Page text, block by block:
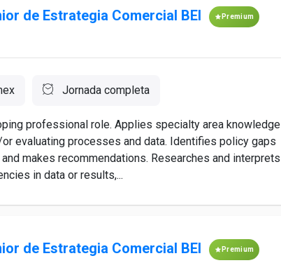
de Estrategia Comercial BEI Premium
Jornada completa
professional role. Applies specialty area knowledge
evaluating processes and data. Identifies policy gaps
makes recommendations. Researches and interprets
in data or results,...
de Estrategia Comercial BEI Premium